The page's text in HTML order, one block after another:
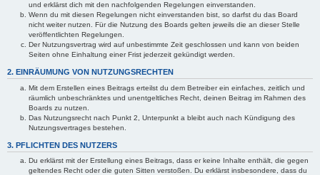
und erklärst dich mit den nachfolgenden Regelungen einverstanden.
Wenn du mit diesen Regelungen nicht einverstanden bist, so darfst du das Board
nicht weiter nutzen. Für die Nutzung des Boards gelten jeweils die an dieser Stelle
veröffentlichten Regelungen.
Der Nutzungsvertrag wird auf unbestimmte Zeit geschlossen und kann von beiden
Seiten ohne Einhaltung einer Frist jederzeit gekündigt werden.
2. EINRÄUMUNG VON NUTZUNGSRECHTEN
Mit dem Erstellen eines Beitrags erteilst du dem Betreiber ein einfaches, zeitlich und
räumlich unbeschränktes und unentgeltliches Recht, deinen Beitrag im Rahmen des
Boards zu nutzen.
Das Nutzungsrecht nach Punkt 2, Unterpunkt a bleibt auch nach Kündigung des
Nutzungsvertrages bestehen.
3. PFLICHTEN DES NUTZERS
Du erklärst mit der Erstellung eines Beitrags, dass er keine Inhalte enthält, die gegen
geltendes Recht oder die guten Sitten verstoßen. Du erklärst insbesondere, dass du